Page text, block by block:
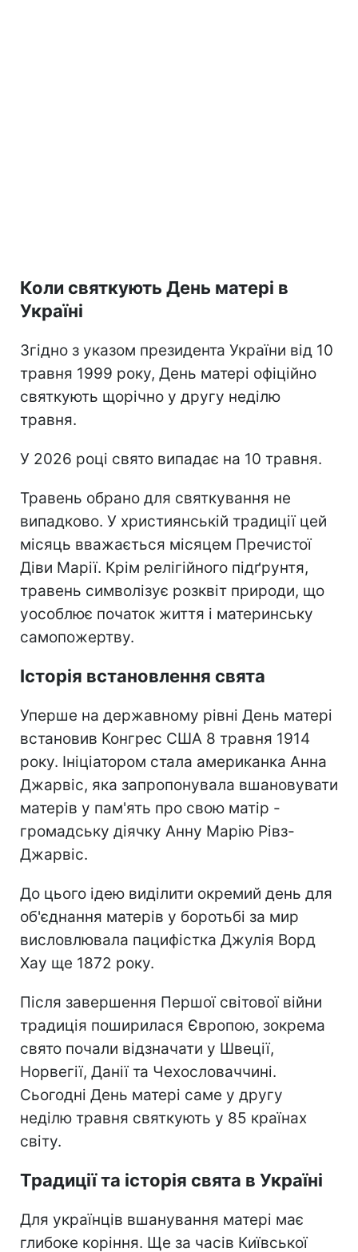
Коли святкують День матері в
Україні
Згідно з указом президента України від 10
травня 1999 року, День матері офіційно
святкують щорічно у другу неділю
травня.
У 2026 році свято випадає на 10 травня.
Травень обрано для святкування не
випадково. У християнській традиції цей
місяць вважається місяцем Пречистої
Діви Марії. Крім релігійного підґрунтя,
травень символізує розквіт природи, що
уособлює початок життя і материнську
самопожертву.
Історія встановлення свята
Уперше на державному рівні День матері
встановив Конгрес США 8 травня 1914
року. Ініціатором стала американка Анна
Джарвіс, яка запропонувала вшановувати
матерів у пам'ять про свою матір -
громадську діячку Анну Марію Рівз-
Джарвіс.
До цього ідею виділити окремий день для
об'єднання матерів у боротьбі за мир
висловлювала пацифістка Джулія Ворд
Хау ще 1872 року.
Після завершення Першої світової війни
традиція поширилася Європою, зокрема
свято почали відзначати у Швеції,
Норвегії, Данії та Чехословаччині.
Сьогодні День матері саме у другу
неділю травня святкують у 85 країнах
світу.
Традиції та історія свята в Україні
Для українців вшанування матері має
глибоке коріння. Ще за часів Київської